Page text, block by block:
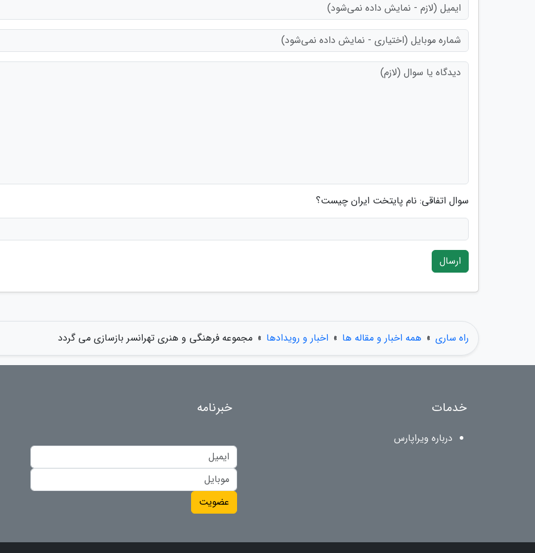
سوال اتفاقی: نام پایتخت ایران چیست؟
ارسال
راه ساری » همه اخبار و مقاله ها » اخبار و رویدادها » مجموعه فرهنگی و هنری تهرانسر بازسازی می گردد
خدمات
درباره ویراپارس
خبرنامه
عضویت